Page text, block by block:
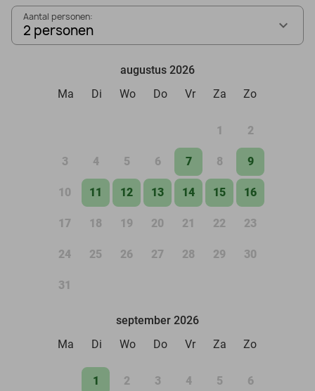
Aantal personen:
2 personen
augustus 2026
Ma
Di Wo Do Vr Za Zo
1 2
3 4 5 6 7 8 9
10 11 12 13 14 15 16
17 18 19 20 21 22 23
24 25 26 27 28 29 30
31
september 2026
Ma
Di Wo Do Vr Za Zo
1 2 3 4 5 6